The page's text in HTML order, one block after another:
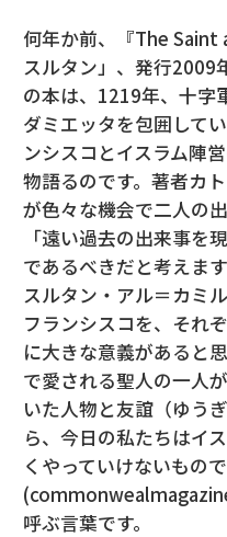
何年か前、『The
スルタン」、発行2009
の本は、1219年、十字
ダミエッタを包囲して
ンシスコとイスラム陣
物語るのです。著者カ
が色々な機会で二人の
「遠い過去の出来事を
であるべきだと考えま
スルタン・アル＝カミ
フランシスコを、それ
に大きな意義があると
で愛される聖人の一人
いた人物と友誼（ゆう
ら、今日の私たちはイ
くやっていけないもので
呼ぶ言葉です。